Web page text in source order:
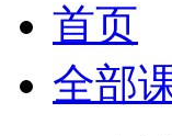
首页
全部